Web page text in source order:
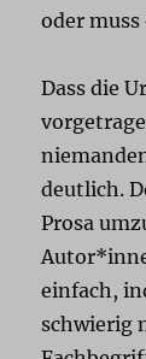
oder muss
Dass die
deutlich.
Prosa
einfach,
schwierig